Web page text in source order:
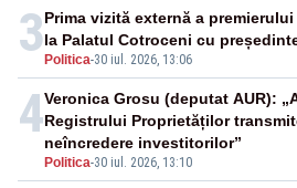
3 Politica-30 iul. 2026, 13:06
Prima vizită externă a
la Palatul Cotroceni cu
4
Politica-30 iul. 2026, 13:10
Veronica Grosu (deputat AUR):
Registrului Proprietăților
neîncredere investitorilor”